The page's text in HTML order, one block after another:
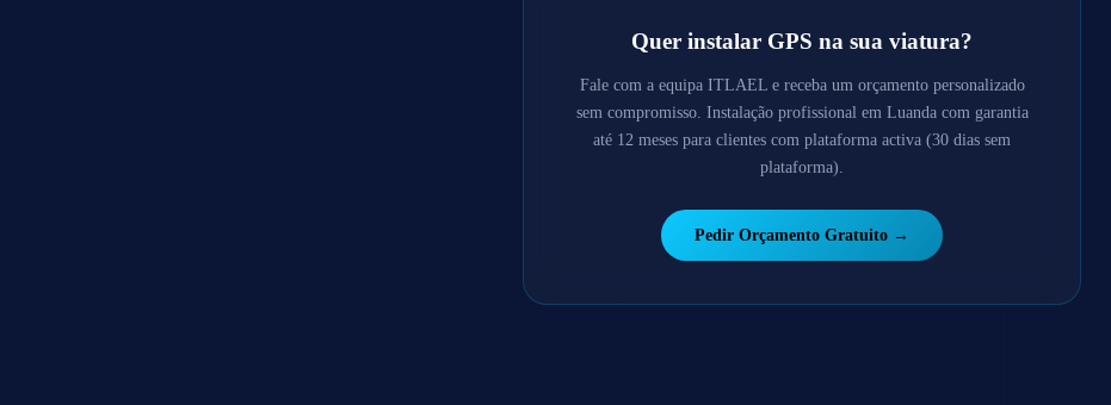
Quer instalar GPS na sua viatura?
Fale com a equipa ITLAEL e receba um orçamento personalizado
sem compromisso. Instalação profissional em Luanda com garantia
até 12 meses para clientes com plataforma activa (30 dias sem
plataforma).
Pedir Orçamento Gratuito →